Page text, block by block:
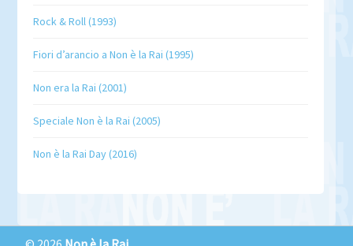
Rock & Roll (1993)
Fiori d’arancio a Non è la Rai (1995)
Non era la Rai (2001)
Speciale Non è la Rai (2005)
Non è la Rai Day (2016)